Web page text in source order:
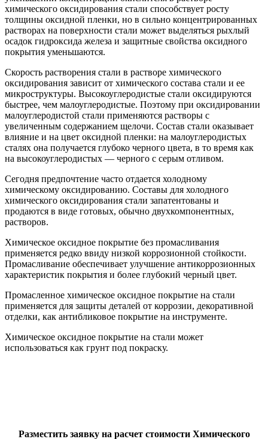
химического оксидирования стали способствует росту
толщины оксидной пленки, но в сильно концентрированных
растворах на поверхности стали может выделяться рыхлый
осадок гидроксида железа и защитные свойства оксидного
покрытия уменьшаются.
Скорость растворения стали в растворе химического
оксидирования зависит от химического состава стали и ее
микроструктуры. Высокоуглеродистые стали оксидируются
быстрее, чем малоуглеродистые. Поэтому при оксидировании
малоуглеродистой стали применяются растворы с
увеличенным содержанием щелочи. Состав стали оказывает
влияние и на цвет оксидной пленки: на малоуглеродистых
сталях она получается глубоко черного цвета, в то время как
на высокоуглеродистых — черного с серым отливом.
Сегодня предпочтение часто отдается холодному
химическому оксидированию. Составы для холодного
химического оксидирования стали запатентованы и
продаются в виде готовых, обычно двухкомпонентных,
растворов.
Химическое оксидное покрытие без промасливания
применяется редко ввиду низкой коррозионной стойкости.
Промасливание обеспечивает улучшение антикоррозионных
характеристик покрытия и более глубокий черный цвет.
Промасленное химическое оксидное покрытие на стали
применяется для защиты деталей от коррозии, декоративной
отделки, как антибликовое покрытие на инструменте.
Химическое оксидное покрытие на стали может
использоваться как грунт под покраску.
Разместить заявку на расчет стоимости Химического